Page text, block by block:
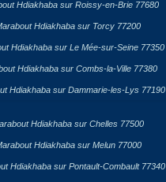
Hdiakhaba sur Roissy-en-Brie 77680
Hdiakhaba sur Torcy 77200
Hdiakhaba sur Le Mée-sur-Seine 77350
Hdiakhaba sur Combs-la-Ville 77380
Hdiakhaba sur Dammarie-les-Lys 77190
Hdiakhaba sur Chelles 77500
Hdiakhaba sur Melun 77000
Hdiakhaba sur Pontault-Combault 77340